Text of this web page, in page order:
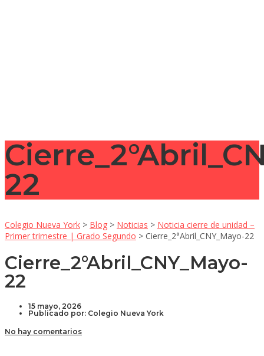
22
Colegio Nueva York > Blog > Noticias > Noticia cierre de unidad –
Primer trimestre | Grado Segundo > Cierre_2°Abril_CNY_Mayo-22
Cierre_2°Abril_CNY_Mayo-
22
15 mayo, 2026
Publicado por: Colegio Nueva York
No hay comentarios